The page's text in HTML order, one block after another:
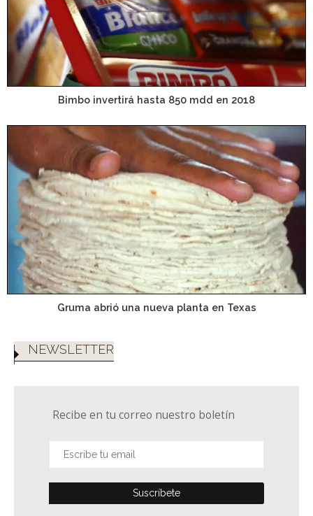
Bimbo invertirá hasta 850 mdd en 2018
Gruma abrió una nueva planta en Texas
NEWSLETTER
Recibe en tu correo nuestro boletín